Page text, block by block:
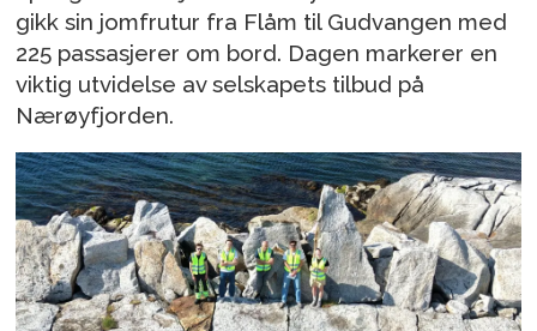
gikk sin jomfrutur fra Flåm til Gudvangen med
225 passasjerer om bord. Dagen markerer en
viktig utvidelse av selskapets tilbud på
Nærøyfjorden.